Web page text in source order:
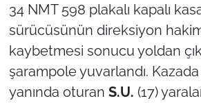
34 NMT 598 plakalı kapalı
sürücüsünün direksiyon
kaybetmesi sonucu yoldan
şarampole yuvarlandı.
yanında oturan S.U. (17)
Genel
Politika
Flaş Haber